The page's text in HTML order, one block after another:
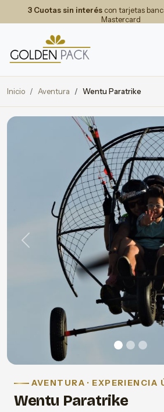
3 Cuotas sin interéscon tarjetas
Mastercard
Inicio Aventura Wentu Paratrike
Previous
AVENTURA · EXPERIENCIA
Wentu Paratrike